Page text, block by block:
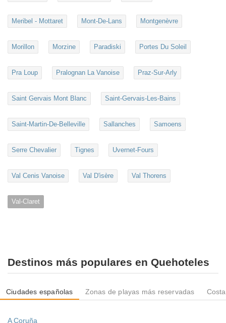
Meribel - Mottaret Mont-De-Lans Montgenèvre
Morillon Morzine Paradiski Portes Du Soleil
Pra Loup Pralognan La Vanoise Praz-Sur-Arly
Saint Gervais Mont Blanc Saint-Gervais-Les-Bains
Saint-Martin-De-Belleville Sallanches Samoens
Serre Chevalier Tignes Uvernet-Fours
Val Cenis Vanoise Val D'isère Val Thorens
Val-Claret
Destinos más populares en Quehoteles
Ciudades españolas Zonas de playas más reservadas
A Coruña